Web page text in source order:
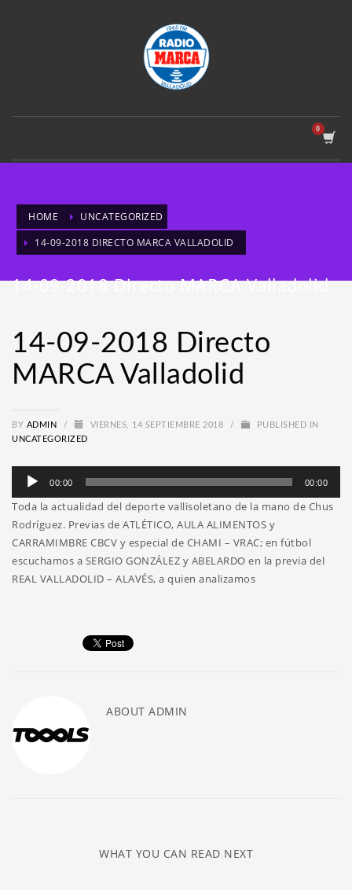
HOME
UNCATEGORIZED
14-09-2018 DIRECTO MARCA VALLADOLID
14-09-2018 Directo MARCA Valladolid
14-09-2018 Directo
MARCA Valladolid
BY ADMIN / VIERNES, 14 SEPTIEMBRE 2018 /
PUBLISHED IN
UNCATEGORIZED
Reproductor
audio
00:00 00:00
Toda la actualidad del deporte vallisoletano de la mano de Chus
Rodríguez. Previas de ATLÉTICO, AULA ALIMENTOS y
CARRAMIMBRE CBCV y especial de CHAMI – VRAC; en fútbol
escuchamos a SERGIO GONZÁLEZ y ABELARDO en la previa del
REAL VALLADOLID – ALAVÉS, a quien analizamos
ABOUT ADMIN
WHAT YOU CAN READ NEXT